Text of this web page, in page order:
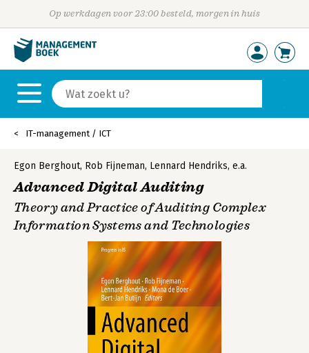
Op werkdagen voor 23:00 besteld, morgen in huis
IT-management / ICT
Egon Berghout, Rob Fijneman, Lennard Hendriks, e.a.
Advanced Digital Auditing
Theory and Practice of Auditing Complex
Information Systems and Technologies